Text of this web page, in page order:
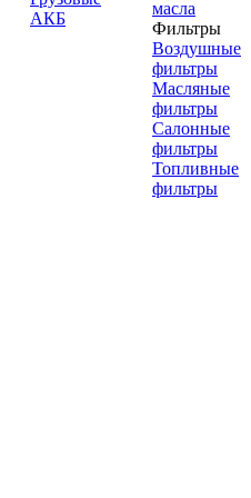
АКБ
масла
Фильтры
Воздушные
фильтры
Масляные
фильтры
Салонные
фильтры
Топливные
фильтры